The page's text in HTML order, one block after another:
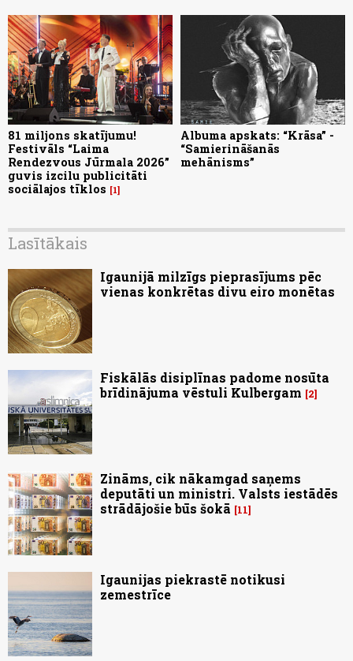
81 miljons skatījumu!
Festivāls “Laima
Rendezvous Jūrmala 2026”
guvis izcilu publicitāti
sociālajos tīklos
1
Albuma apskats: “Krāsa” -
“Samierināšanās
mehānisms”
Lasītākais
Igaunijā milzīgs pieprasījums pēc
vienas konkrētas divu eiro monētas
Fiskālās disiplīnas padome nosūta
brīdinājuma vēstuli Kulbergam
2
Zināms, cik nākamgad saņems
deputāti un ministri. Valsts iestādēs
strādājošie būs šokā
11
Igaunijas piekrastē notikusi
zemestrīce